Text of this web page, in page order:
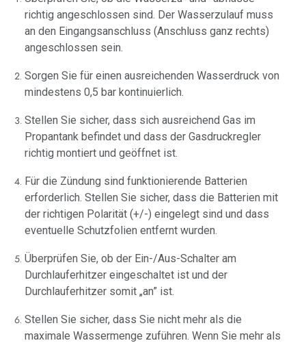
richtig angeschlossen sind. Der Wasserzulauf muss
an den Eingangsanschluss (Anschluss ganz rechts)
angeschlossen sein.
Sorgen Sie für einen ausreichenden Wasserdruck von
mindestens 0,5 bar kontinuierlich.
Stellen Sie sicher, dass sich ausreichend Gas im
Propantank befindet und dass der Gasdruckregler
richtig montiert und geöffnet ist.
Für die Zündung sind funktionierende Batterien
erforderlich. Stellen Sie sicher, dass die Batterien mit
der richtigen Polarität (+/-) eingelegt sind und dass
eventuelle Schutzfolien entfernt wurden.
Überprüfen Sie, ob der Ein-/Aus-Schalter am
Durchlauferhitzer eingeschaltet ist und der
Durchlauferhitzer somit „an” ist.
Stellen Sie sicher, dass Sie nicht mehr als die
maximale Wassermenge zuführen. Wenn Sie mehr als